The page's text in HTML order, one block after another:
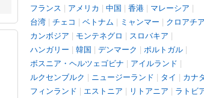
フランス | アメリカ | 中国 | 香港 | マレーシア |
台湾 | チェコ | ベトナム | ミャンマー | クロアチア
カンボジア | モンテネグロ | スロバキア |
ハンガリー | 韓国 | デンマーク | ポルトガル |
ボスニア・ヘルツェゴビナ | アイルランド |
ルクセンブルク | ニュージーランド | タイ | カナ
フィンランド | エストニア | リトアニア | ラトビ